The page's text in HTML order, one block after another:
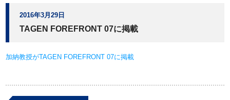
2016年3月29日
TAGEN FOREFRONT 07に掲載
加納教授がTAGEN FOREFRONT 07に掲載